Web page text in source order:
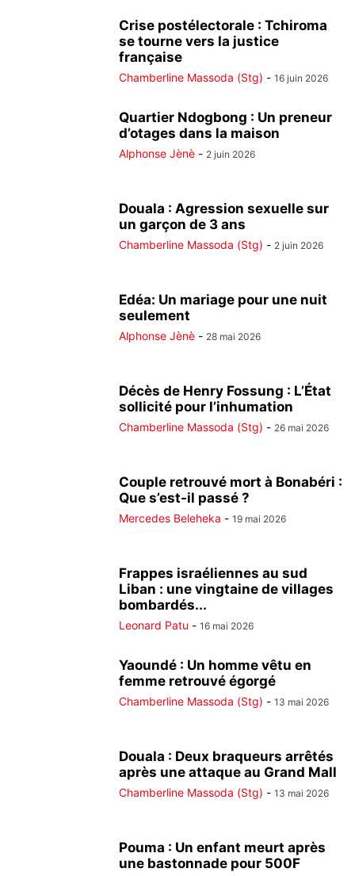
Crise postélectorale : Tchiroma
se tourne vers la justice
française
Chamberline Massoda (Stg) - 16 juin 2026
Quartier Ndogbong : Un preneur
d’otages dans la maison
Alphonse Jènè - 2 juin 2026
Douala : Agression sexuelle sur
un garçon de 3 ans
Chamberline Massoda (Stg) - 2 juin 2026
Edéa: Un mariage pour une nuit
seulement
Alphonse Jènè - 28 mai 2026
Décès de Henry Fossung : L’État
sollicité pour l’inhumation
Chamberline Massoda (Stg) - 26 mai 2026
Couple retrouvé mort à Bonabéri :
Que s’est-il passé ?
Mercedes Beleheka - 19 mai 2026
Frappes israéliennes au sud
Liban : une vingtaine de villages
bombardés...
Leonard Patu - 16 mai 2026
Yaoundé : Un homme vêtu en
femme retrouvé égorgé
Chamberline Massoda (Stg) - 13 mai 2026
Douala : Deux braqueurs arrêtés
après une attaque au Grand Mall
Chamberline Massoda (Stg) - 13 mai 2026
Pouma : Un enfant meurt après
une bastonnade pour 500F